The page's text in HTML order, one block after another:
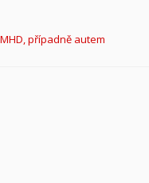
případně autem